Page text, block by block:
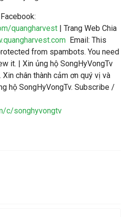
quangharvest | Trang Web Chia
Email: This
from spambots. You need
it. | Xin ủng hộ SongHyVongTv
chân thành cảm ơn quý vị và
hộ SongHyVongTv. Subscribe /
c/songhyvongtv